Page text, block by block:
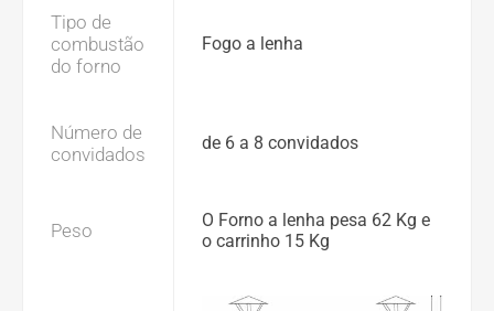
Tipo de
combustão
do forno
Fogo a lenha
Número de
convidados
de 6 a 8 convidados
Peso
O Forno a lenha pesa 62 Kg e
o carrinho 15 Kg